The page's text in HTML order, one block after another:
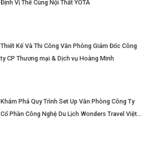
Định Vị Thế Cùng Nội Thất YOTA
Thiết Kế Và Thi Công Văn Phòng Giám Đốc Công
ty CP Thương mại & Dịch vụ Hoàng Minh
Khám Phá Quy Trình Set Up Văn Phòng Công Ty
Cổ Phần Công Nghệ Du Lịch Wonders Travel Việt